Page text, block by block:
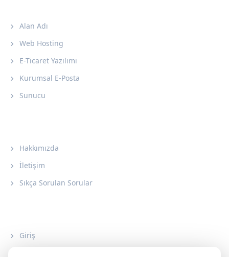
Alan Adı
Web Hosting
E-Ticaret Yazılımı
Kurumsal E-Posta
Sunucu
Hakkımızda
İletişim
Sıkça Sorulan Sorular
Giriş